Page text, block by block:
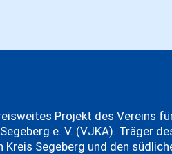
Projekt des Vereins
e. V. (VJKA). Träger
Segeberg und den